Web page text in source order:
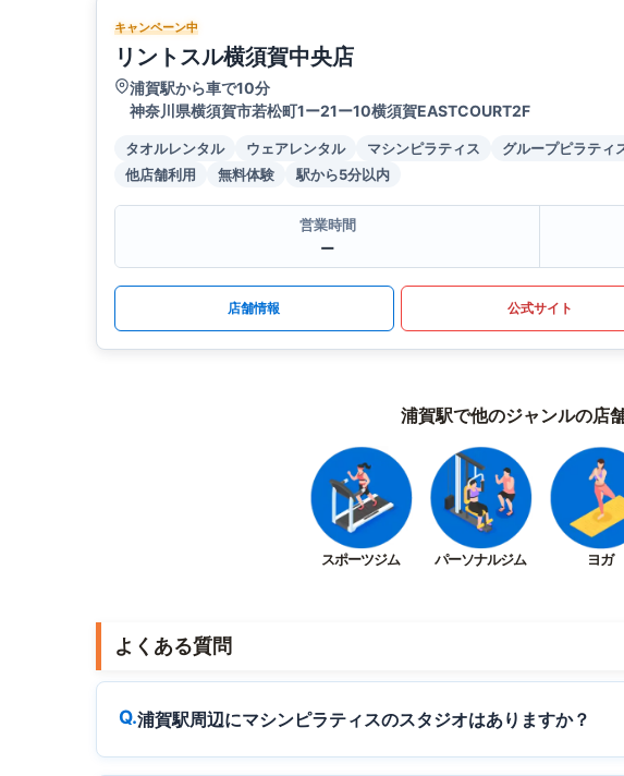
キャンペーン中
リントスル横須賀中央店
浦賀駅から車で10分
神奈川県横須賀市若松町1ー21ー10横須賀EASTCOURT2F
タオルレンタル ウェアレンタル マシンピラティス
グループピラティ
他店舗利用
無料体験 駅から5分以内
営業時間
ー
店舗情報 公式サイト
浦賀駅で他のジャンルの店
スポーツジム パーソナルジム ヨガ
よくある質問
浦賀駅周辺にマシンピラティスのスタジオはありますか？